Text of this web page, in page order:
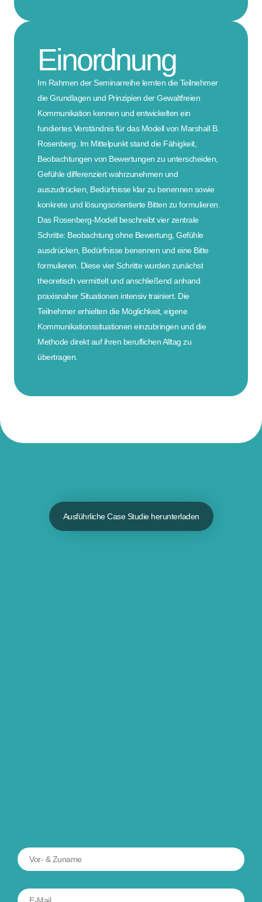
Einordnung
Im Rahmen der Seminarreihe lernten die Teilnehmer
die Grundlagen und Prinzipien der Gewaltfreien
Kommunikation kennen und entwickelten ein
fundiertes Verständnis für das Modell von Marshall B.
Rosenberg. Im Mittelpunkt stand die Fähigkeit,
Beobachtungen von Bewertungen zu unterscheiden,
Gefühle differenziert wahrzunehmen und
auszudrücken, Bedürfnisse klar zu benennen sowie
konkrete und lösungsorientierte Bitten zu formulieren.
Das Rosenberg-Modell beschreibt vier zentrale
Schritte: Beobachtung ohne Bewertung, Gefühle
ausdrücken, Bedürfnisse benennen und eine Bitte
formulieren. Diese vier Schritte wurden zunächst
theoretisch vermittelt und anschließend anhand
praxisnaher Situationen intensiv trainiert. Die
Teilnehmer erhielten die Möglichkeit, eigene
Kommunikationssituationen einzubringen und die
Methode direkt auf ihren beruflichen Alltag zu
übertragen.
Ausführliche Case Studie herunterladen